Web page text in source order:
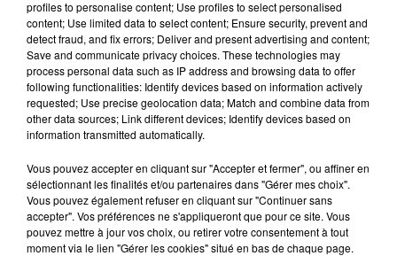
FOREZTIVAL : DROGUÉ ET TENANT DES
PROPOS DÉPLACÉS, UN FESTIVALIER A...
profiles to personalise content; Use profiles to select personalised
content; Use limited data to select content; Ensure security, prevent and
detect fraud, and fix errors; Deliver and present advertising and content;
Save and communicate privacy choices. These technologies may
process personal data such as IP address and browsing data to offer
following functionalities: Identify devices based on information actively
requested; Use precise geolocation data; Match and combine data from
other data sources; Link different devices; Identify devices based on
information transmitted automatically.
Vous pouvez accepter en cliquant sur "Accepter et fermer", ou affiner en
sélectionnant les finalités et/ou partenaires dans "Gérer mes choix".
Vous pouvez également refuser en cliquant sur "Continuer sans
accepter". Vos préférences ne s'appliqueront que pour ce site. Vous
pouvez mettre à jour vos choix, ou retirer votre consentement à tout
moment via le lien "Gérer les cookies" situé en bas de chaque page.